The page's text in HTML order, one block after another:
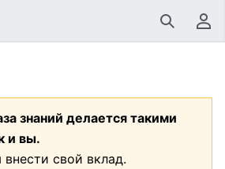
Найти Пользовательское меню
знаний делается такими
и вы.
свой вклад.